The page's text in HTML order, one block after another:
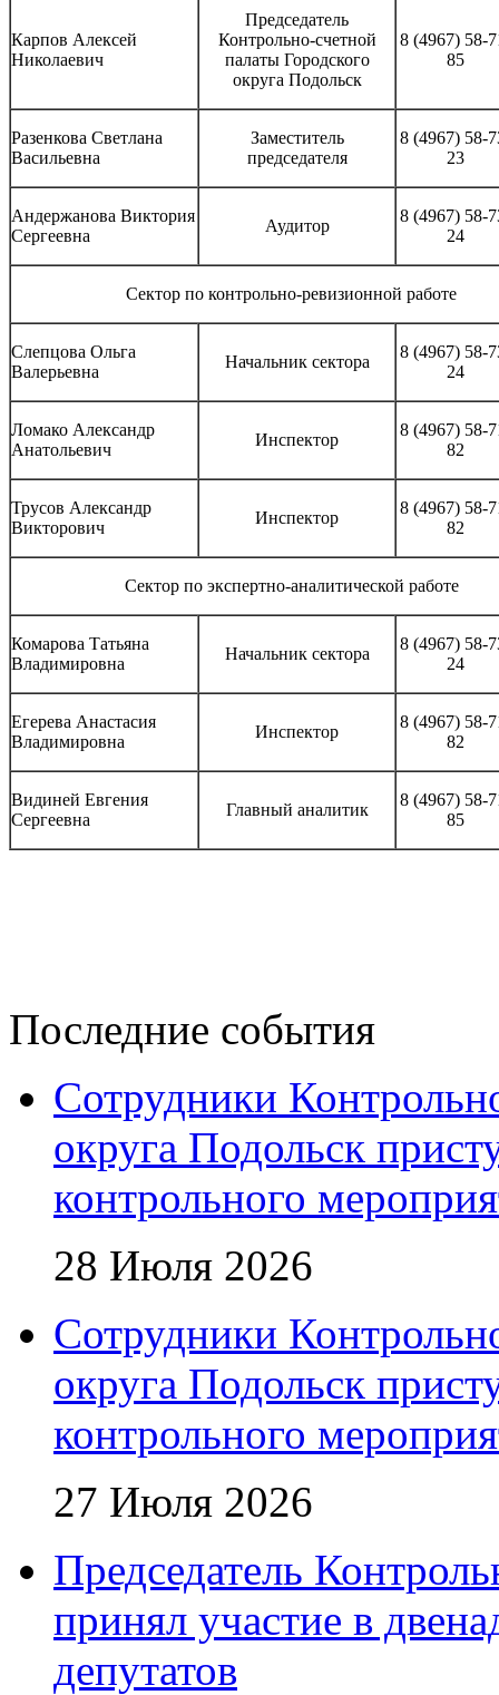
Карпов Алексей
Николаевич
Председатель
Контрольно-счетной
палаты Городского
округа Подольск
8 (4967) 58-
85
Разенкова Светлана
Васильевна
Заместитель
председателя
8 (4967) 58-
23
Андержанова Виктория
Сергеевна
Аудитор
8 (4967) 58-
24
Сектор по контрольно-ревизионной работе
Слепцова Ольга
Валерьевна
Начальник сектора
8 (4967) 58-
24
Ломако Александр
Анатольевич
Инспектор
8 (4967) 58-
82
Трусов Александр
Викторович
Инспектор
8 (4967) 58-
82
Сектор по экспертно-аналитической работе
Комарова Татьяна
Владимировна
Начальник сектора
8 (4967) 58-
24
Егерева Анастасия
Владимировна
Инспектор
8 (4967) 58-
82
Видиней Евгения
Сергеевна
Главный аналитик
8 (4967) 58-
85
Последние события
Сотрудники
округа Подольск
контрольного
28 Июля 2026
Сотрудники
округа Подольск
контрольного
27 Июля 2026
Председатель
принял участие в
депутатов